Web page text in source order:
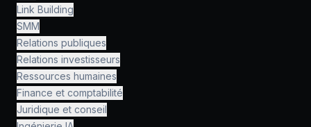
Link Building
SMM
Relations publiques
Relations investisseurs
Ressources humaines
Finance et comptabilité
Juridique et conseil